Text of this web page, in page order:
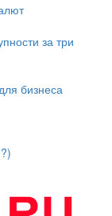
за три
бизнеса